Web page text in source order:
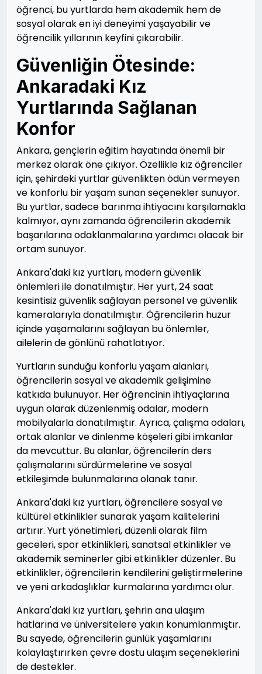
öğrenci, bu yurtlarda hem akademik hem de
sosyal olarak en iyi deneyimi yaşayabilir ve
öğrencilik yıllarının keyfini çıkarabilir.
Güvenliğin Ötesinde:
Ankaradaki Kız
Yurtlarında Sağlanan
Konfor
Ankara, gençlerin eğitim hayatında önemli bir
merkez olarak öne çıkıyor. Özellikle kız öğrenciler
için, şehirdeki yurtlar güvenlikten ödün vermeyen
ve konforlu bir yaşam sunan seçenekler sunuyor.
Bu yurtlar, sadece barınma ihtiyacını karşılamakla
kalmıyor, aynı zamanda öğrencilerin akademik
başarılarına odaklanmalarına yardımcı olacak bir
ortam sunuyor.
Ankara'daki kız yurtları, modern güvenlik
önlemleri ile donatılmıştır. Her yurt, 24 saat
kesintisiz güvenlik sağlayan personel ve güvenlik
kameralarıyla donatılmıştır. Öğrencilerin huzur
içinde yaşamalarını sağlayan bu önlemler,
ailelerin de gönlünü rahatlatıyor.
Yurtların sunduğu konforlu yaşam alanları,
öğrencilerin sosyal ve akademik gelişimine
katkıda bulunuyor. Her öğrencinin ihtiyaçlarına
uygun olarak düzenlenmiş odalar, modern
mobilyalarla donatılmıştır. Ayrıca, çalışma odaları,
ortak alanlar ve dinlenme köşeleri gibi imkanlar
da mevcuttur. Bu alanlar, öğrencilerin ders
çalışmalarını sürdürmelerine ve sosyal
etkileşimde bulunmalarına olanak tanır.
Ankara'daki kız yurtları, öğrencilere sosyal ve
kültürel etkinlikler sunarak yaşam kalitelerini
artırır. Yurt yönetimleri, düzenli olarak film
geceleri, spor etkinlikleri, sanatsal etkinlikler ve
akademik seminerler gibi etkinlikler düzenler. Bu
etkinlikler, öğrencilerin kendilerini geliştirmelerine
ve yeni arkadaşlıklar kurmalarına yardımcı olur.
Ankara'daki kız yurtları, şehrin ana ulaşım
hatlarına ve üniversitelere yakın konumlanmıştır.
Bu sayede, öğrencilerin günlük yaşamlarını
kolaylaştırırken çevre dostu ulaşım seçeneklerini
de destekler.